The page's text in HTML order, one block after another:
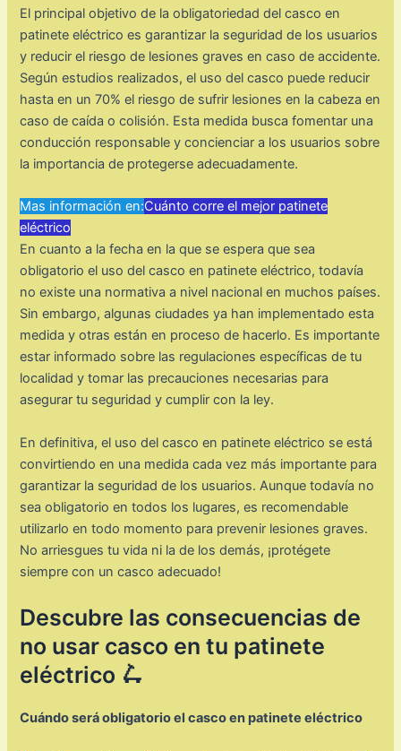
El principal objetivo de la obligatoriedad del casco en
patinete eléctrico es garantizar la seguridad de los usuarios
y reducir el riesgo de lesiones graves en caso de accidente.
Según estudios realizados, el uso del casco puede reducir
hasta en un 70% el riesgo de sufrir lesiones en la cabeza en
caso de caída o colisión. Esta medida busca fomentar una
conducción responsable y concienciar a los usuarios sobre
la importancia de protegerse adecuadamente.
Mas información en:Cuánto corre el mejor patinete
eléctrico
En cuanto a la fecha en la que se espera que sea
obligatorio el uso del casco en patinete eléctrico, todavía
no existe una normativa a nivel nacional en muchos países.
Sin embargo, algunas ciudades ya han implementado esta
medida y otras están en proceso de hacerlo. Es importante
estar informado sobre las regulaciones específicas de tu
localidad y tomar las precauciones necesarias para
asegurar tu seguridad y cumplir con la ley.
En definitiva, el uso del casco en patinete eléctrico se está
convirtiendo en una medida cada vez más importante para
garantizar la seguridad de los usuarios. Aunque todavía no
sea obligatorio en todos los lugares, es recomendable
utilizarlo en todo momento para prevenir lesiones graves.
No arriesgues tu vida ni la de los demás, ¡protégete
siempre con un casco adecuado!
Descubre las consecuencias de
no usar casco en tu patinete
eléctrico 🛴
Cuándo será obligatorio el casco en patinete eléctrico